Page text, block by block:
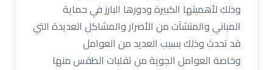
وذلك لأهميتها الكبيرة ودورها البارز في حماية
المباني والمنشآت من الأضرار والمشاكل العديدة التي
قد تحدث وذلك بسبب العديد من العوامل
وخاصة العوامل الجوية من تقلبات الطقس منها